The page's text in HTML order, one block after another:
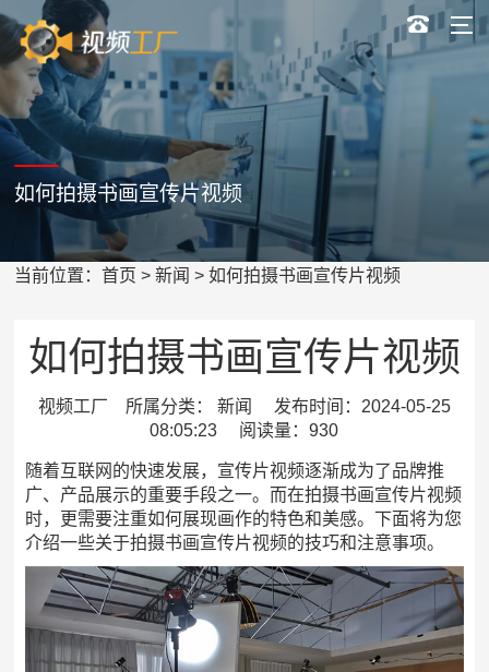
如何拍摄书画宣传片视频
当前位置：首页 >新闻 > 如何拍摄书画宣传片视频
如何拍摄书画宣传片视频
视频工厂 所属分类： 新闻 发布时间：2024-05-25
08:05:23 阅读量：930
随着互联网的快速发展，宣传片视频逐渐成为了品牌推
广、产品展示的重要手段之一。而在拍摄书画宣传片视频
时，更需要注重如何展现画作的特色和美感。下面将为您
介绍一些关于拍摄书画宣传片视频的技巧和注意事项。